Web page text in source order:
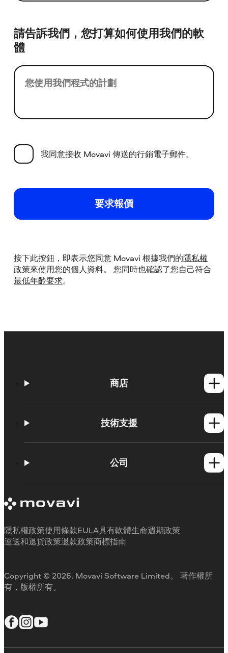
請告訴我們，您打算如何使用我們的軟
體
您使用我們程式的計劃
我同意接收 Movavi 傳送的行銷電子郵件。
要求報價
按下此按鈕，即表示您同意 Movavi 根據我們的隱私權
政策來使用您的個人資料。 您同時也確認了您自己符合
最低年齡要求。
商店
Mac產品
技術支援
知識庫
取消訂閱
退款
公司
客戶評價
為何要選擇我們
工作用
Copyright © 2026, Movavi Software Limited。 著作權所
有，版權所有。
隱私權政策使用條款EULA具有軟體生命週期政策
運送和退貨政策退款政策商標指南